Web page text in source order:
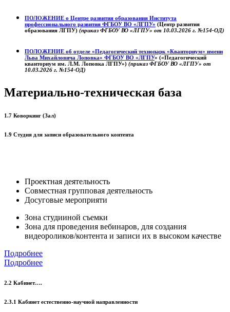
ПОЛОЖЕНИЕ о Центре развития образования Института
профессионального развития ФГБОУ ВО «ЛГПУ» (Центр развития
образования ЛГПУ) (приказ ФГБОУ ВО «ЛГПУ» от 10.03.2026 г. №154-ОД)
ПОЛОЖЕНИЕ об отделе «Педагогический технопарк «Кванториум» имени
Льва Михайловича Лоповка» ФГБОУ ВО «ЛГПУ» («Педагогический
кванториум им. Л.М. Лоповка ЛГПУ») (приказ ФГБОУ ВО «ЛГПУ» от
10.03.2026 г. №154-ОД)
Материально-техническая база
1.7 Коворкинг (Зал)
1.9 Студия для записи образовательного контента
Проектная деятельность
Совместная групповая деятельность
Досуговые мероприяти
Зона студииной съемки
Зона для проведения вебинаров, для создания
видеороликов/контента и записи их в высоком качестве
Подробнее
Подробнее
2.2 Кабинет….
2.3.1 Кабинет естественно-научной направленности